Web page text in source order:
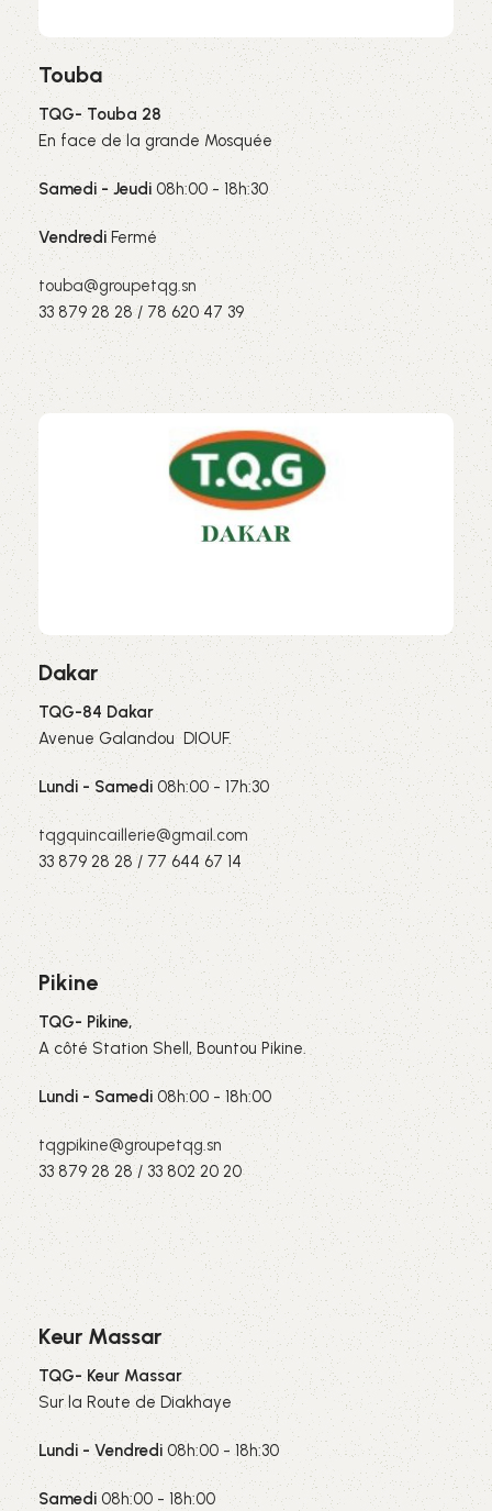
Touba
TQG- Touba 28
En face de la grande Mosquée
Samedi - Jeudi 08h:00 - 18h:30
VendrediFermé
touba@groupetqg.sn
33 879 28 28 / 78 620 47 39
Dakar
TQG-84 Dakar
Avenue Galandou DIOUF.
Lundi - Samedi 08h:00 - 17h:30
tqgquincaillerie@gmail.com
33 879 28 28 / 77 644 67 14
Pikine
TQG- Pikine,
A côté Station Shell, Bountou Pikine.
Lundi - Samedi08h:00 - 18h:00
tqgpikine@groupetqg.sn
33 879 28 28 / 33 802 20 20
Keur Massar
TQG- Keur Massar
Sur la Route de Diakhaye
Lundi - Vendredi 08h:00 - 18h:30
Samedi08h:00 - 18h:00